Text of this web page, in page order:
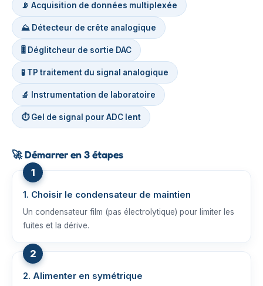
📡 Acquisition de données multiplexée
⛰️ Détecteur de crête analogique
🎚️ Déglitcheur de sortie DAC
🧪 TP traitement du signal analogique
🔬 Instrumentation de laboratoire
⏱️ Gel de signal pour ADC lent
🚀Démarrer en 3 étapes
1. Choisir le condensateur de maintien
Un condensateur film (pas électrolytique) pour limiter les
fuites et la dérive.
2. Alimenter en symétrique